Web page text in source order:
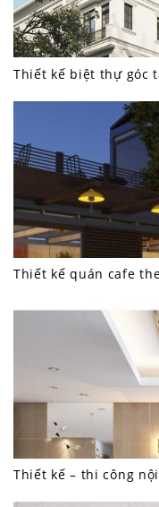
Thiết kế biệt thự góc
Thiết kế quán cafe
Thiết kế – thi công